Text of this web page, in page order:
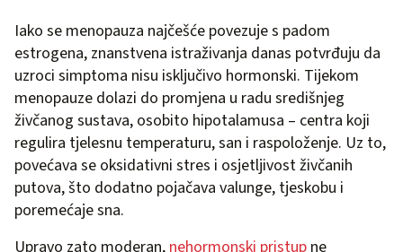
Iako se menopauza najčešće povezuje s padom
estrogena, znanstvena istraživanja danas potvrđuju da
uzroci simptoma nisu isključivo hormonski. Tijekom
menopauze dolazi do promjena u radu središnjeg
živčanog sustava, osobito hipotalamusa – centra koji
regulira tjelesnu temperaturu, san i raspoloženje. Uz to,
povećava se oksidativni stres i osjetljivost živčanih
putova, što dodatno pojačava valunge, tjeskobu i
poremećaje sna.
Upravo zato moderan,nehormonski pristup ne